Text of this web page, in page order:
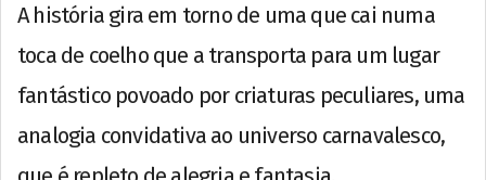
A história gira em torno de uma que cai numa
toca de coelho que a transporta para um lugar
fantástico povoado por criaturas peculiares, uma
analogia convidativa ao universo carnavalesco,